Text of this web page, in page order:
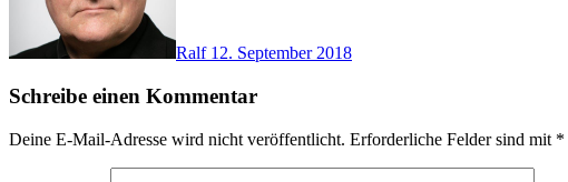
Ralf 12. September 2018
Schreibe einen Kommentar
Deine E-Mail-Adresse wird nicht veröffentlicht. Erforderliche Felder sind mit *